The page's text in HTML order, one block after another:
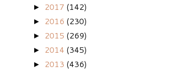
► 2017 (142)
► 2016 (230)
► 2015 (269)
► 2014 (345)
► 2013 (436)